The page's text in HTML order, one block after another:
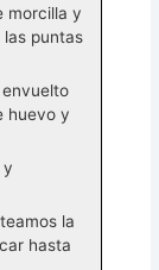
morcilla y
puntas
huevo y
y
la
hasta